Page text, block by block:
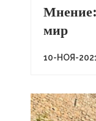
мир
10-НОЯ-